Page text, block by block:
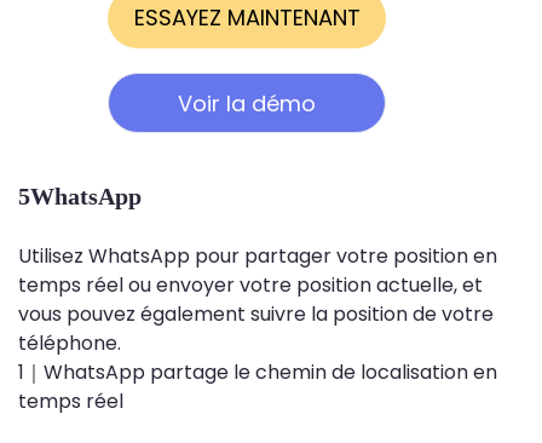
ESSAYEZ MAINTENANT
Voir la démo
5WhatsApp
Utilisez WhatsApp pour partager votre position en
temps réel ou envoyer votre position actuelle, et
vous pouvez également suivre la position de votre
téléphone.
1｜WhatsApp partage le chemin de localisation en
temps réel